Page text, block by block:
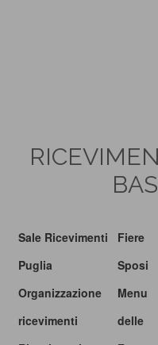
Sale Ricevimenti
Puglia
Organizzazione
ricevimenti
Fiere
Sposi
Menu
delle